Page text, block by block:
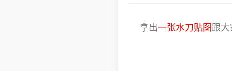
拿出一张水刀贴图跟